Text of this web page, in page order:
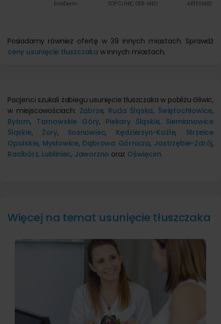
EsteDerm TOP CLINIC DER-MED ARTESMED
Posiadamy również ofertę w 39 innych miastach. Sprawdź
ceny usunięcie tłuszczaka w innych miastach.
Pacjenci szukali zabiegu usunięcie tłuszczaka w pobliżu Gliwic,
w miejscowościach: Zabrze, Ruda Śląska, Świętochłowice,
Bytom, Tarnowskie Góry, Piekary Śląskie, Siemianowice
Śląskie, Żory, Sosnowiec, Kędzierzyn-Koźle, Strzelce
Opolskie, Mysłowice, Dąbrowa Górnicza, Jastrzębie-Zdrój,
Racibórz, Lubliniec, Jaworzno oraz Oświęcim.
Więcej na temat usunięcie tłuszczaka